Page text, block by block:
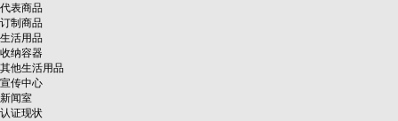
代表商品
订制商品
生活用品
收纳容器
其他生活用品
宣传中心
新闻室
认证现状